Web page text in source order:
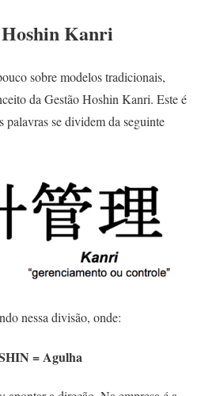
Hoshin Kanri
sobre modelos tradicionais,
da Gestão Hoshin Kanri. Este é
palavras se dividem da seguinte
nessa divisão, onde:
= Agulha